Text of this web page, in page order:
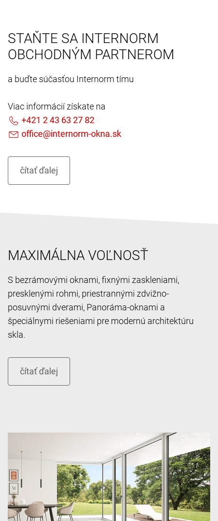
STAŇTE SA INTERNORM
OBCHODNÝM PARTNEROM
a buďte súčasťou Internorm tímu
Viac informácií získate na
MAXIMÁLNA VOĽNOSŤ
S bezrámovými oknami, fixnými zaskleniami,
presklenými rohmi, priestrannými zdvižno-
posuvnými dverami, Panoráma-oknami a
špeciálnymi riešeniami pre modernú architektúru
skla.